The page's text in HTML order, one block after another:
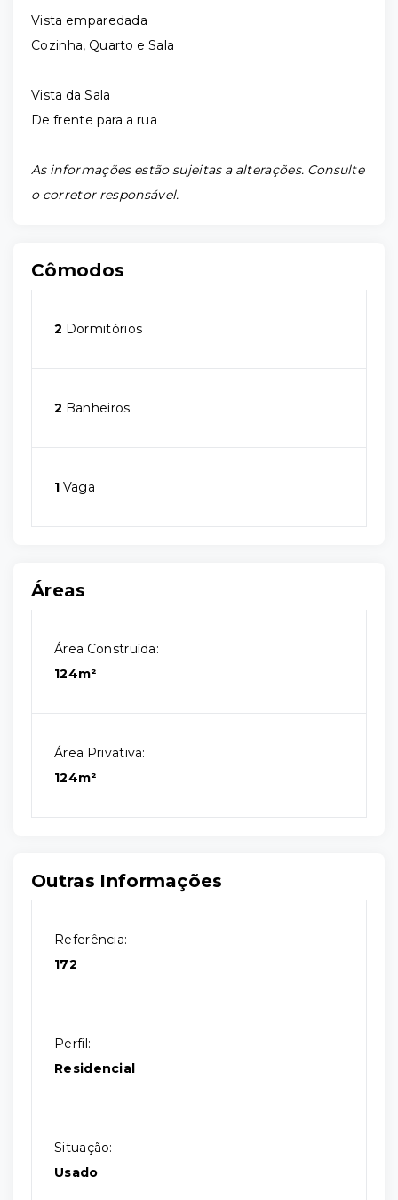
Vista emparedada
Cozinha, Quarto e Sala
Vista da Sala
De frente para a rua
As informações estão sujeitas a alterações. Consulte
o corretor responsável.
Cômodos
2 Dormitórios
2 Banheiros
1 Vaga
Áreas
Área Construída:
124m²
Área Privativa:
124m²
Outras Informações
Referência:
172
Perfil:
Residencial
Situação:
Usado